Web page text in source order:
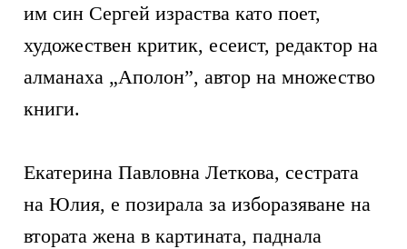
им син Сергей израства като поет,
художествен критик, есеист, редактор на
алманаха „Аполон”, автор на множество
книги.
Екатерина Павловна Леткова, сестрата
на Юлия, е позирала за изборазяване на
втората жена в картината, паднала